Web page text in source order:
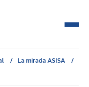
La mirada ASISA